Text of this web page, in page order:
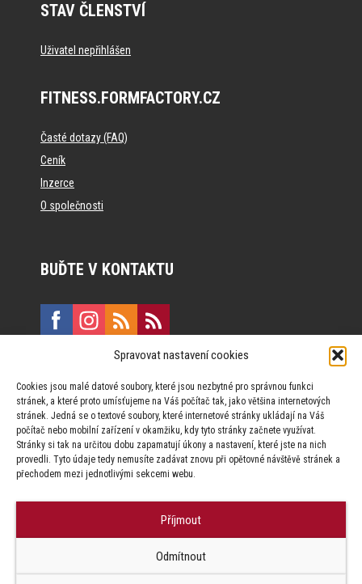
Spravovat nastavení cookies
Cookies jsou malé datové soubory, které jsou nezbytné pro správnou funkci
stránek, a které proto umísťujeme na Váš počítač tak, jako většina internetových
stránek. Jedná se o textové soubory, které internetové stránky ukládají na Váš
počítač nebo mobilní zařízení v okamžiku, kdy tyto stránky začnete využívat.
Stránky si tak na určitou dobu zapamatují úkony a nastavení, které jste na nich
provedli. Tyto údaje tedy nemusíte zadávat znovu při opětovné návštěvě stránek a
přechodem mezi jednotlivými sekcemi webu.
Příjmout
Odmítnout
STAV ČLENSTVÍ
Uživatel nepřihlášen
FITNESS.FORMFACTORY.CZ
Časté dotazy (FAQ)
Ceník
Inzerce
O společnosti
BUĎTE V KONTAKTU
Vinohradská 190, 130 00 Praha 3
Za publikovaný obsah odpovídají jednotliví autoři.